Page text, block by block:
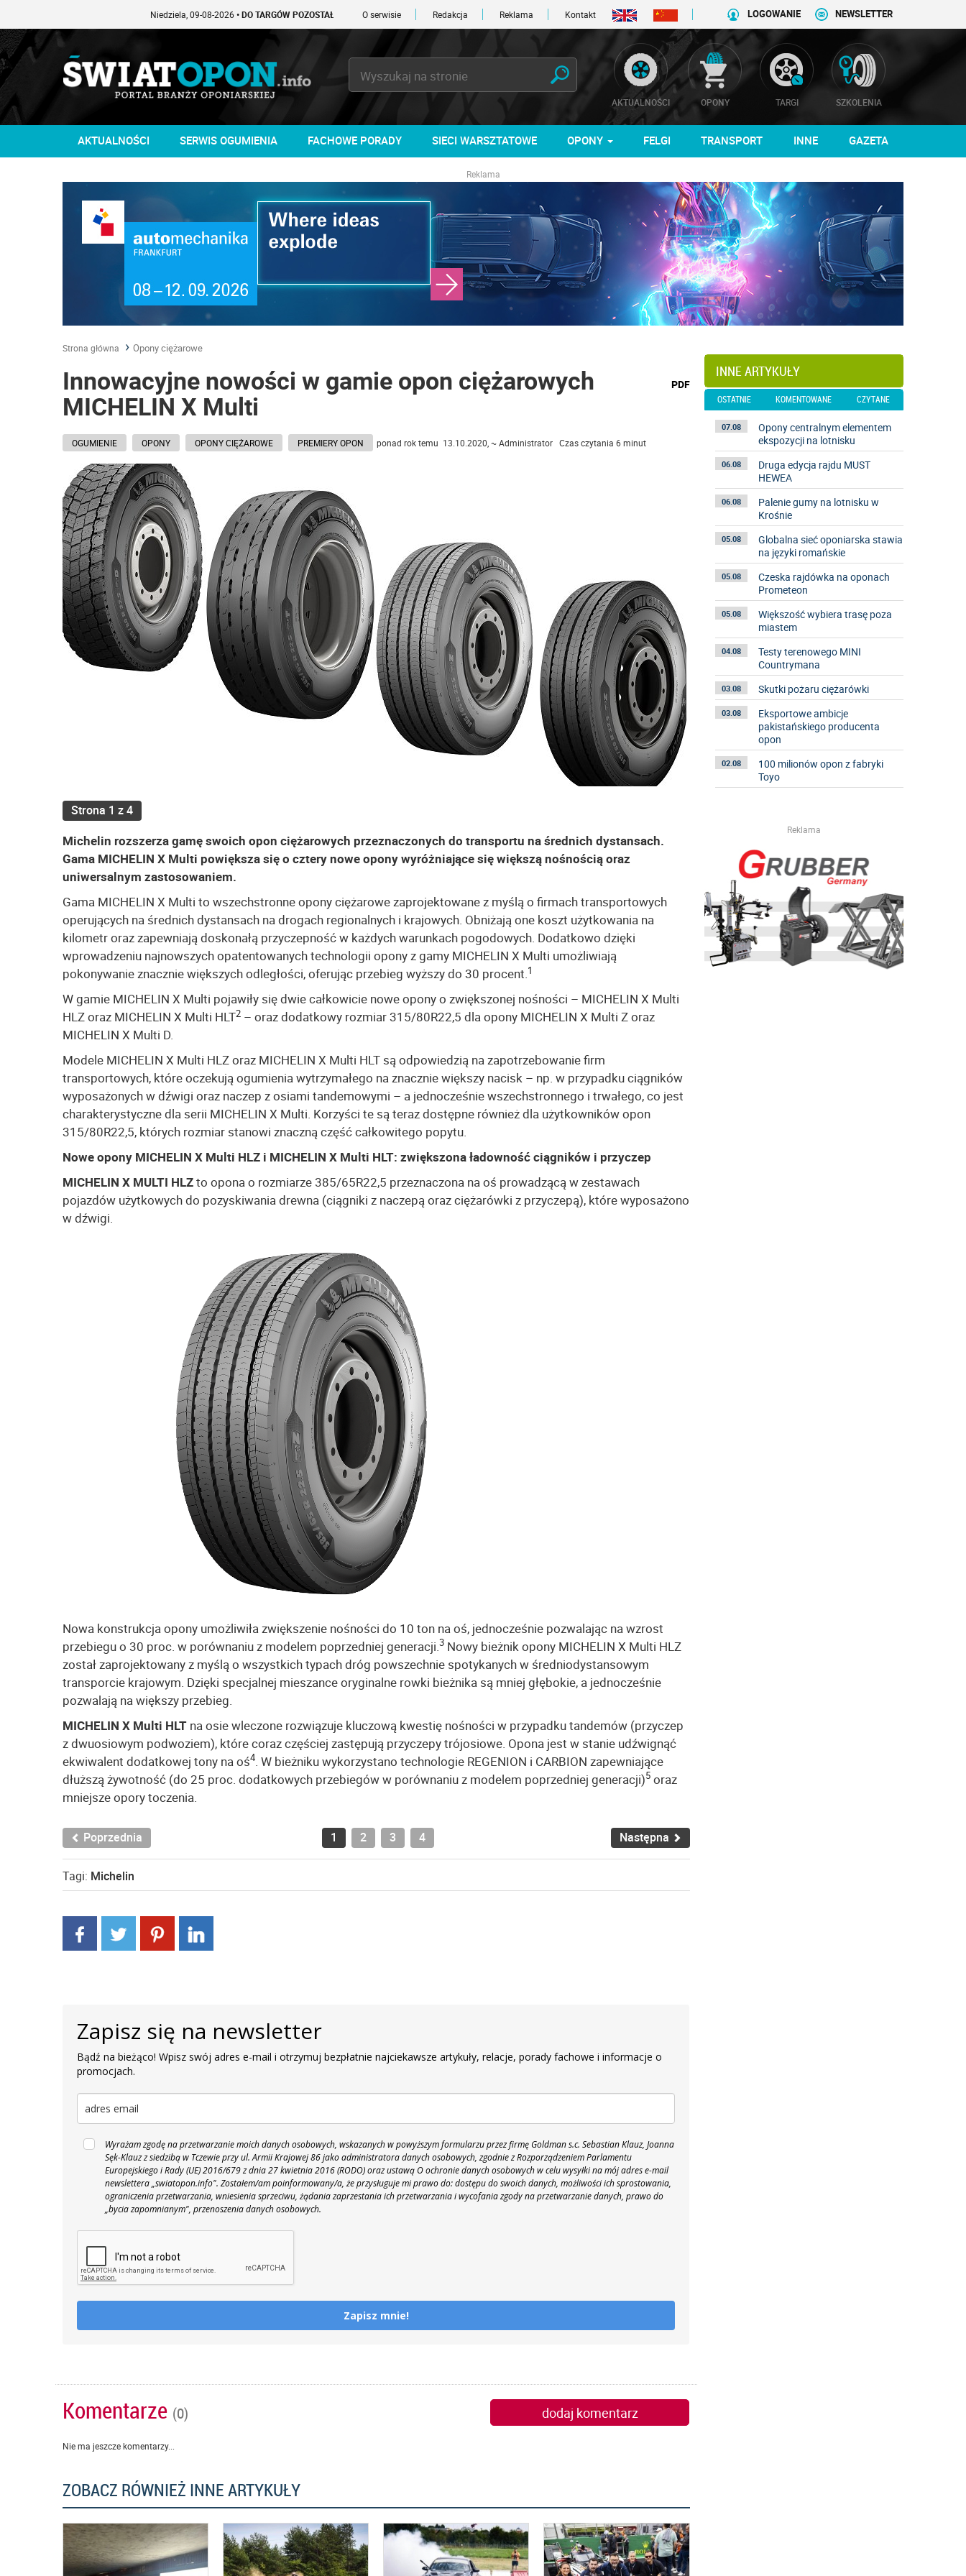
Niedziela, 09-08-2026 • DO TARGÓW POZOSTAŁO -1 DNI O serwisie Redakcja Reklama Kontakt NEWSLETTER
LOGOWANIE
AKTUALNOŚCI OPONY TARGI SZKOLENIA
AKTUALNOŚCI SERWIS OGUMIENIA FACHOWE PORADY SIECI WARSZTATOWE OPONY FELGI TRANSPORT INNE GAZETA
Reklama
Strona główna Opony ciężarowe
Innowacyjne nowości w gamie opon ciężarowych
MICHELIN X Multi
wydrukuj
podstronę
PDF
OGUMIENIE OPONY OPONY CIĘŻAROWE PREMIERY OPON ponad rok temu 13.10.2020, ~ Administrator Czas czytania 6 minut
Strona 1 z 4
Michelin rozszerza gamę swoich opon ciężarowych przeznaczonych do transportu na średnich dystansach.
Gama MICHELIN X Multi powiększa się o cztery nowe opony wyróżniające się większą nośnością oraz
uniwersalnym zastosowaniem.
Gama MICHELIN X Multi to wszechstronne opony ciężarowe zaprojektowane z myślą o firmach transportowych
operujących na średnich dystansach na drogach regionalnych i krajowych. Obniżają one koszt użytkowania na
kilometr oraz zapewniają doskonałą przyczepność w każdych warunkach pogodowych. Dodatkowo dzięki
wprowadzeniu najnowszych opatentowanych technologii opony z gamy MICHELIN X Multi umożliwiają
pokonywanie znacznie większych odległości, oferując przebieg wyższy do 30 procent.1
W gamie MICHELIN X Multi pojawiły się dwie całkowicie nowe opony o zwiększonej nośności – MICHELIN X Multi
HLZ oraz MICHELIN X Multi HLT2 – oraz dodatkowy rozmiar 315/80R22,5 dla opony MICHELIN X Multi Z oraz
MICHELIN X Multi D.
Modele MICHELIN X Multi HLZ oraz MICHELIN X Multi HLT są odpowiedzią na zapotrzebowanie firm
transportowych, które oczekują ogumienia wytrzymałego na znacznie większy nacisk – np. w przypadku ciągników
wyposażonych w dźwigi oraz naczep z osiami tandemowymi – a jednocześnie wszechstronnego i trwałego, co jest
charakterystyczne dla serii MICHELIN X Multi. Korzyści te są teraz dostępne również dla użytkowników opon
315/80R22,5, których rozmiar stanowi znaczną część całkowitego popytu.
Nowe opony MICHELIN X Multi HLZ i MICHELIN X Multi HLT: zwiększona ładowność ciągników i przyczep
MICHELIN X MULTI HLZto opona o rozmiarze 385/65R22,5 przeznaczona na oś prowadzącą w zestawach
pojazdów użytkowych do pozyskiwania drewna (ciągniki z naczepą oraz ciężarówki z przyczepą), które wyposażono
w dźwigi.
Nowa konstrukcja opony umożliwiła zwiększenie nośności do 10 ton na oś, jednocześnie pozwalając na wzrost
przebiegu o 30 proc. w porównaniu z modelem poprzedniej generacji.3 Nowy bieżnik opony MICHELIN X Multi HLZ
został zaprojektowany z myślą o wszystkich typach dróg powszechnie spotykanych w średniodystansowym
transporcie krajowym. Dzięki specjalnej mieszance oryginalne rowki bieżnika są mniej głębokie, a jednocześnie
pozwalają na większy przebieg.
MICHELIN X Multi HLT na osie wleczone rozwiązuje kluczową kwestię nośności w przypadku tandemów (przyczep
z dwuosiowym podwoziem), które coraz częściej zastępują przyczepy trójosiowe. Opona jest w stanie udźwignąć
ekwiwalent dodatkowej tony na oś4. W bieżniku wykorzystano technologie REGENION i CARBION zapewniające
dłuższą żywotność (do 25 proc. dodatkowych przebiegów w porównaniu z modelem poprzedniej generacji)5 oraz
mniejsze opory toczenia.
Poprzednia 1 2 3 4 Następna
Tagi: Michelin
Zapisz się na newsletter
Bądź na bieżąco! Wpisz swój adres e-mail i otrzymuj bezpłatnie najciekawsze artykuły, relacje, porady fachowe i informacje o
promocjach.
Wyrażam zgodę na przetwarzanie moich danych osobowych, wskazanych w powyższym formularzu przez firmę Goldman s.c. Sebastian Klauz, Joanna
Sęk-Klauz z siedzibą w Tczewie przy ul. Armii Krajowej 86 jako administratora danych osobowych, zgodnie z Rozporządzeniem Parlamentu
Europejskiego i Rady (UE) 2016/679 z dnia 27 kwietnia 2016 (RODO) oraz ustawą O ochronie danych osobowych w celu wysyłki na mój adres e-mail
newslettera „swiatopon.info". Zostałem/am poinformowany/a, że przysługuje mi prawo do: dostępu do swoich danych, możliwości ich sprostowania,
ograniczenia przetwarzania, wniesienia sprzeciwu, żądania zaprzestania ich przetwarzania i wycofania zgody na przetwarzanie danych, prawo do
„bycia zapomnianym", przenoszenia danych osobowych.
Zapisz mnie!
Komentarze (0) dodaj komentarz
Nie ma jeszcze komentarzy...
ZOBACZ RÓWNIEŻ INNE ARTYKUŁY
INNE ARTYKUŁY
OSTATNIE KOMENTOWANE CZYTANE
07.08
Opony centralnym elementem
ekspozycji na lotnisku
06.08
Druga edycja rajdu MUST
HEWEA
06.08
Palenie gumy na lotnisku w
Krośnie
05.08
Globalna sieć oponiarska stawia
na języki romańskie
05.08
Czeska rajdówka na oponach
Prometeon
05.08
Większość wybiera trasę poza
miastem
04.08
Testy terenowego MINI
Countrymana
03.08 Skutki pożaru ciężarówki
03.08
Eksportowe ambicje
pakistańskiego producenta
opon
02.08
100 milionów opon z fabryki
Toyo
Reklama